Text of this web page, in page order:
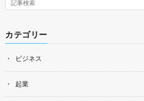
カテゴリー
ビジネス
起業